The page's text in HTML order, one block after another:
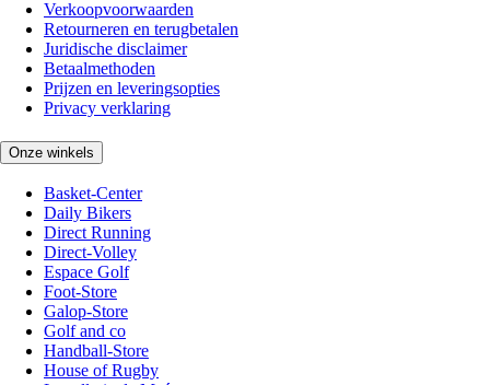
Verkoopvoorwaarden
Retourneren en terugbetalen
Juridische disclaimer
Betaalmethoden
Prijzen en leveringsopties
Privacy verklaring
Onze winkels
Basket-Center
Daily Bikers
Direct Running
Direct-Volley
Espace Golf
Foot-Store
Galop-Store
Golf and co
Handball-Store
House of Rugby